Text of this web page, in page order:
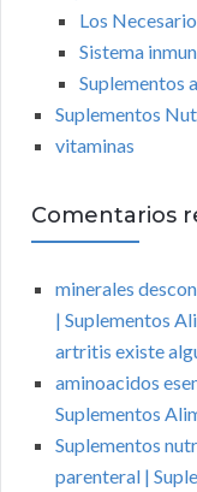
Los
Sistema
Suplementos
Suplementos
vitaminas
Comentarios
minerales
| Suplementos
artritis existe
aminoacidos
Suplementos
Suplementos
parenteral |